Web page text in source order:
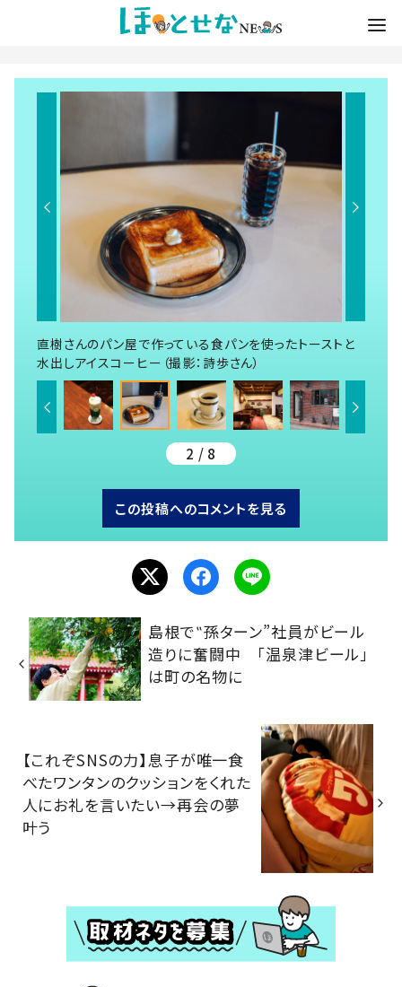
直樹さんのパン屋で作っている食パンを使ったトーストと
水出しアイスコーヒー（撮影：詩歩さん）
2 / 8
この投稿へのコメントを見る
島根で‟孫ターン”社員がビール
造りに奮闘中 「温泉津ビール」
は町の名物に
【これぞSNSの力】息子が唯一食
べたワンタンのクッションをくれた
人にお礼を言いたい→再会の夢
叶う